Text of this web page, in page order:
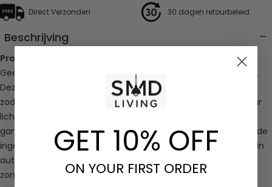
Direct Verzonden 30 dagen retourbeleid
Beschrijving
Productomschrijving
Geen schakelaars, geen gedoe — alleen gemak en veiligheid.
Deze slimme draadloze sensorlamp schakelt automatisch in
zodra er beweging wordt gedetecteerd en geeft precies daar
licht waar je het nodig hebt. Perfect voor trappen, kasten,
gangen of als subtiel nachtlampje in de slaapkamer. Dankzij de
ingebouwde 500 mAh accu werkt de lamp tot wel 30 dagen in
automatische modus en laad je hem eenvoudig op via USB,
zonder losse batterijen.
GET 10% OFF
ON YOUR FIRST ORDER